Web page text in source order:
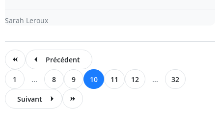
Sarah Leroux
Précédent
1 ... 8 9 10 11 12 ... 32
Suivant